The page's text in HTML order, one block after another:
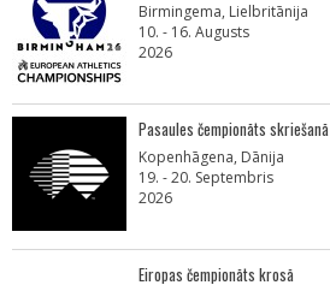
Birmingema, Lielbritānija
10. - 16. Augusts
2026
Pasaules čempionāts skriešanā
Kopenhāgena, Dānija
19. - 20. Septembris
2026
Eiropas čempionāts krosā